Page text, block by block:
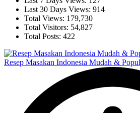
Last 30 Days Views: 914
Total Views: 179,730
Total Visitors: 54,827
Total Posts: 422
Resep Masakan Indonesia Mudah &